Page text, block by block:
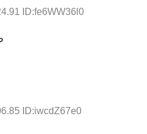
ID:fe6WW36l0
ID:iwcdZ67e0